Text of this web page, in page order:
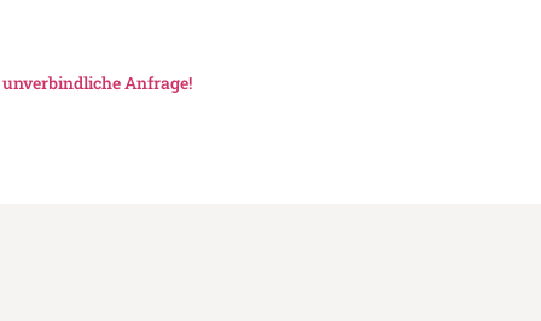
unverbindliche Anfrage!